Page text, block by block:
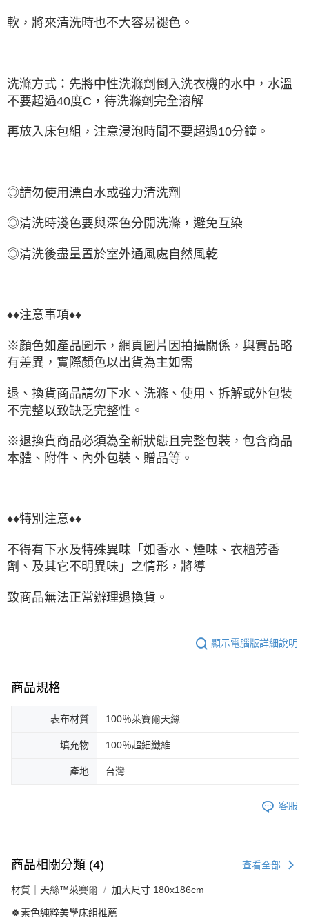
軟，將來清洗時也不大容易褪色。
洗滌方式：先將中性洗滌劑倒入洗衣機的水中，水溫
不要超過40度C，待洗滌劑完全溶解
再放入床包組，注意浸泡時間不要超過10分鐘。
◎請勿使用漂白水或強力清洗劑
◎清洗時淺色要與深色分開洗滌，避免互染
◎清洗後盡量置於室外通風處自然風乾
♦♦注意事項♦♦
※顏色如產品圖示，網頁圖片因拍攝關係，與實品略
有差異，實際顏色以出貨為主如需
退、換貨商品請勿下水、洗滌、使用、拆解或外包裝
不完整以致缺乏完整性。
※退換貨商品必須為全新狀態且完整包裝，包含商品
本體、附件、內外包裝、贈品等。
♦♦特別注意♦♦
不得有下水及特殊異味「如香水、煙味、衣櫃芳香
劑、及其它不明異味」之情形，將導
致商品無法正常辦理退換貨。
顯示電腦版詳細說明
商品規格
表布材質 100％萊賽爾天絲
填充物 100％超細纖維
產地 台灣
客服
商品相關分類 (4) 查看全部
材質｜天絲™萊賽爾 加大尺寸 180x186cm
🍀素色純粹美學床組推薦